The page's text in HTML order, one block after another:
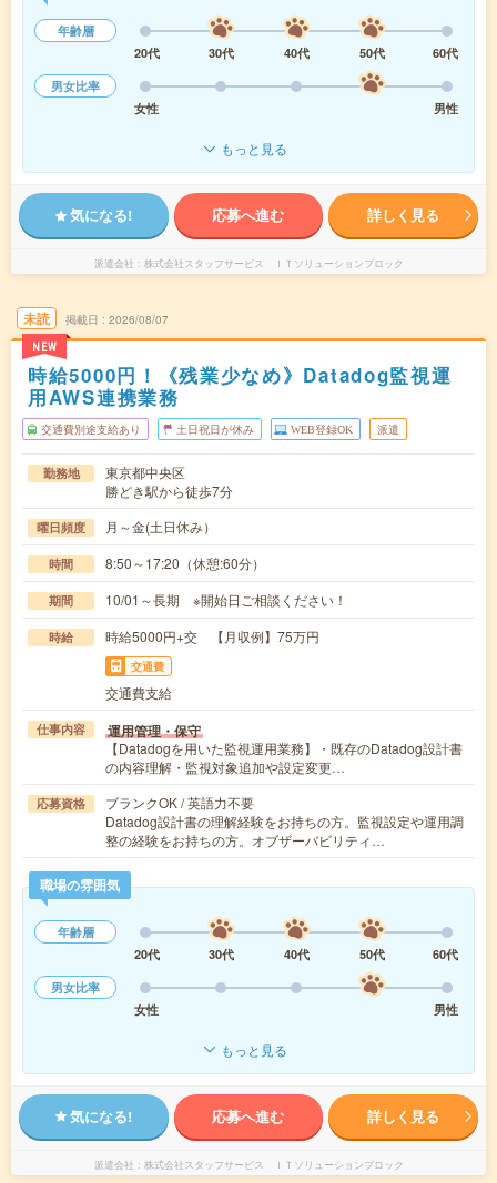
年齢層
20代
30代 40代 50代
60代
男女比率
女性
男性
もっと見る
気になる! 応募へ進む 詳しく見る
派遣会社 株式会社スタッフサービス ＩＴソリューションブロック
未読
NEW
掲載日 2026/08/07
時給5000円！《残業少なめ》Datadog監視運
用AWS連携業務
交通費別途支給あり 土日祝日が休み WEB登録OK 派遣
勤務地
東京都中央区
勝どき駅から徒歩7分
曜日頻度 月～金(土日休み）
時間 8:50～17:20（休憩:60分）
期間 10/01～長期 ※開始日ご相談ください！
時給 時給5000円+交 【月収例】75万円
交通費
交通費支給
仕事内容 運用管理・保守
【Datadogを用いた監視運用業務】・既存のDatadog設計書
の内容理解・監視対象追加や設定変更…
応募資格
ブランクOK / 英語力不要
Datadog設計書の理解経験をお持ちの方。監視設定や運用調
整の経験をお持ちの方。オブザーバビリティ…
職場の雰囲気
年齢層
20代
30代 40代 50代
60代
男女比率
女性
男性
もっと見る
気になる! 応募へ進む 詳しく見る
派遣会社 株式会社スタッフサービス ＩＴソリューションブロック